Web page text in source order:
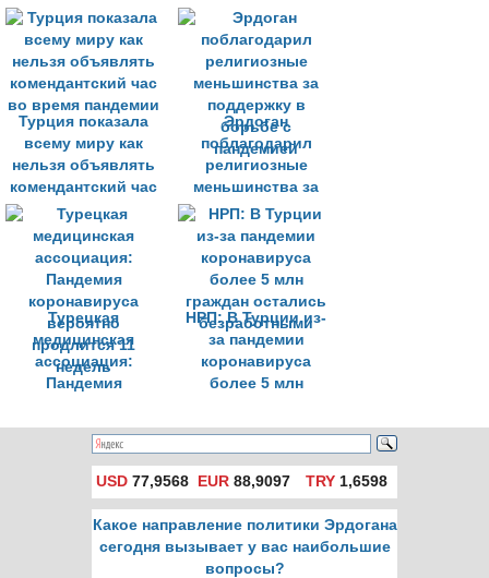
усилия по
поддержке
населения во
время пандемии
Турция показала
всему миру как
нельзя объявлять
комендантский час
во время пандемии
Эрдоган
поблагодарил
религиозные
меньшинства за
поддержку в
борьбе с
пандемией
Турецкая
медицинская
ассоциация:
Пандемия
вероятно
продлится 11
недель
НРП: В Турции из-
за пандемии
коронавируса
более 5 млн
безработными
USD 77,9568 EUR 88,9097 TRY1,6598
Какое направление политики Эрдогана
сегодня вызывает у вас наибольшие
вопросы?